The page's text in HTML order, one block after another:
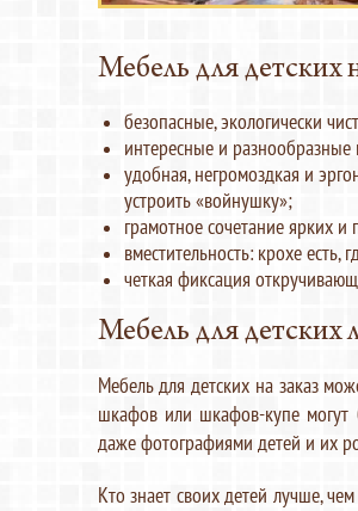
Мебель для детских
безопасные, экологически
интересные и разнообразные
удобная, негромоздкая и
устроить «войнушку»;
грамотное сочетание ярких
вместительность: крохе есть,
четкая фиксация
Мебель для детских
Мебель для детских на заказ
шкафов или шкафов-купе
даже фотографиями детей и их
Кто знает своих детей лучше,